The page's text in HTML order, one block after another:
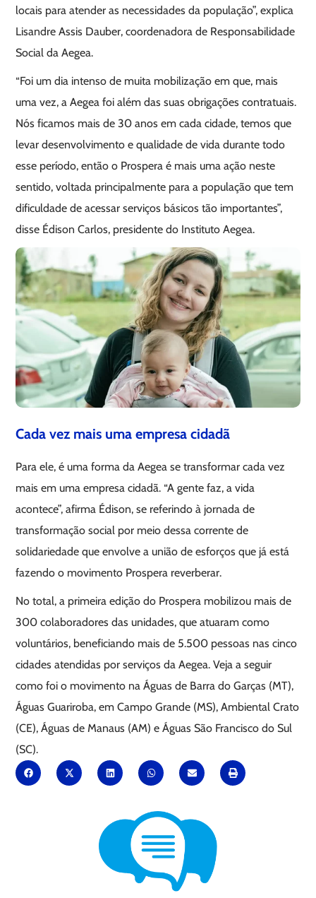
locais para atender as necessidades da população”, explica
Lisandre Assis Dauber, coordenadora de Responsabilidade
Social da Aegea.
“Foi um dia intenso de muita mobilização em que, mais
uma vez, a Aegea foi além das suas obrigações contratuais.
Nós ficamos mais de 30 anos em cada cidade, temos que
levar desenvolvimento e qualidade de vida durante todo
esse período, então o Prospera é mais uma ação neste
sentido, voltada principalmente para a população que tem
dificuldade de acessar serviços básicos tão importantes”,
disse Édison Carlos, presidente do Instituto Aegea.
Cada vez mais uma empresa cidadã
Para ele, é uma forma da Aegea se transformar cada vez
mais em uma empresa cidadã. “A gente faz, a vida
acontece”, afirma Édison, se referindo à jornada de
transformação social por meio dessa corrente de
solidariedade que envolve a união de esforços que já está
fazendo o movimento Prospera reverberar.
No total, a primeira edição do Prospera mobilizou mais de
300 colaboradores das unidades, que atuaram como
voluntários, beneficiando mais de 5.500 pessoas nas cinco
cidades atendidas por serviços da Aegea. Veja a seguir
como foi o movimento na Águas de Barra do Garças (MT),
Águas Guariroba, em Campo Grande (MS), Ambiental Crato
(CE), Águas de Manaus (AM) e Águas São Francisco do Sul
(SC).